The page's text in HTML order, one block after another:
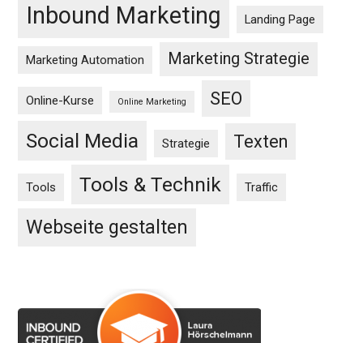
Inbound Marketing Landing Page
Marketing Automation Marketing Strategie
Online-Kurse Online Marketing SEO
Social Media Strategie Texten
Tools Tools & Technik Traffic
Webseite gestalten